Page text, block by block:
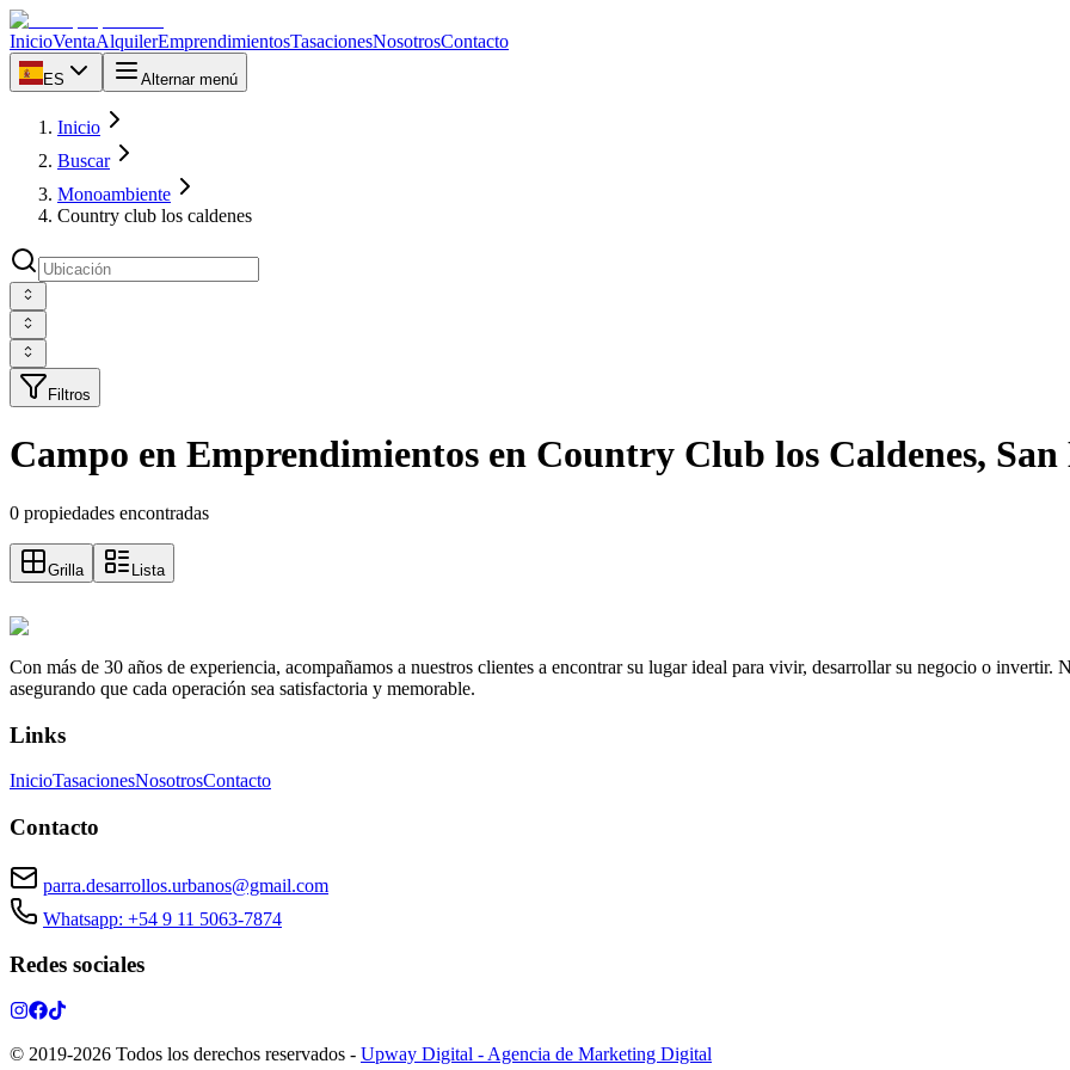
InicioVentaAlquilerEmprendimientosTasacionesNosotrosContacto
ES Alternar menú
Inicio
Buscar
Monoambiente
Country club los caldenes
Filtros
Campo en Emprendimientos en Country Club los Caldenes,
0 propiedades encontradas
Grilla Lista
Con más de 30 años de experiencia, acompañamos a nuestros clientes a encontrar su lugar ideal para vivir, desarrollar su negocio o
asegurando que cada operación sea satisfactoria y memorable.
Links
InicioTasacionesNosotrosContacto
Contacto
parra.desarrollos.urbanos@gmail.com
Whatsapp: +54 9 11 5063-7874
Redes sociales
© 2019-2026 Todos los derechos reservados - Upway Digital - Agencia de Marketing Digital